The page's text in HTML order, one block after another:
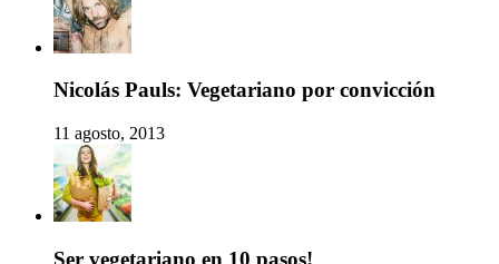
Nicolás Pauls: Vegetariano por convicción
11 agosto, 2013
Ser vegetariano en 10 pasos!